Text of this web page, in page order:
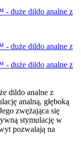
dildo analne z
analną, głęboką
zwężająca się
stymulację w
pozwalają na